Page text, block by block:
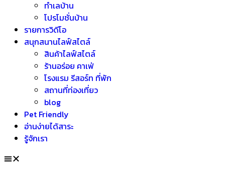
ทำเลบ้าน
โปรโมชั่นบ้าน
รายการวิดีโอ
สนุกสนานไลฟ์สไตล์
สินค้าไลฟ์สไตล์
ร้านอร่อย คาเฟ่
โรงแรม รีสอร์ท ที่พัก
สถานที่ท่องเที่ยว
blog
Pet Friendly
อ่านง่ายได้สาระ
รู้จักเรา